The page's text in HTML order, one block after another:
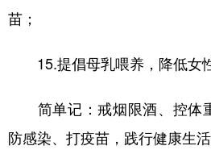
苗；
15.提倡母乳喂养，降低女性
简单记：戒烟限酒、控体重
防感染、打疫苗，践行健康生